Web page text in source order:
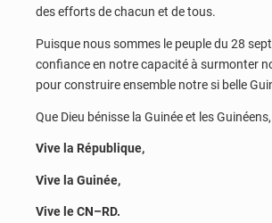
des efforts de chacun et de tous.
Puisque nous sommes le peuple du 28
confiance en notre capacité à surmonter
pour construire ensemble notre si belle
Que Dieu bénisse la Guinée et les Guinéens,
Vive la République,
Vive la Guinée,
Vive le CN–RD.